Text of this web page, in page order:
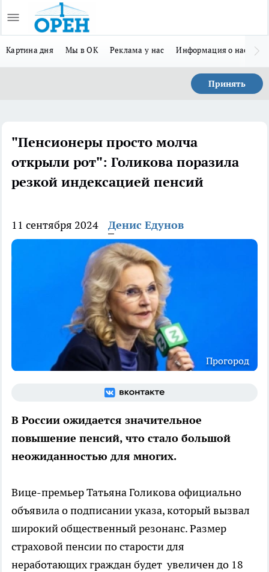
Картина дня Мы в ОК Реклама у нас Информация о нас
Принять
"Пенсионеры просто молча
открыли рот": Голикова поразила
резкой индексацией пенсий
11 сентября 2024 Денис Едунов
Прогород
В России ожидается значительное
повышение пенсий, что стало большой
неожиданностью для многих.
Вице-премьер Татьяна Голикова официально
объявила о подписании указа, который вызвал
широкий общественный резонанс. Размер
страховой пенсии по старости для
неработающих граждан будет увеличен до 18